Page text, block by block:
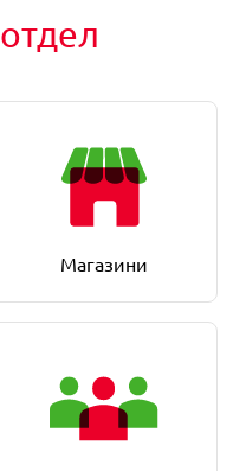
отдел
Магазини